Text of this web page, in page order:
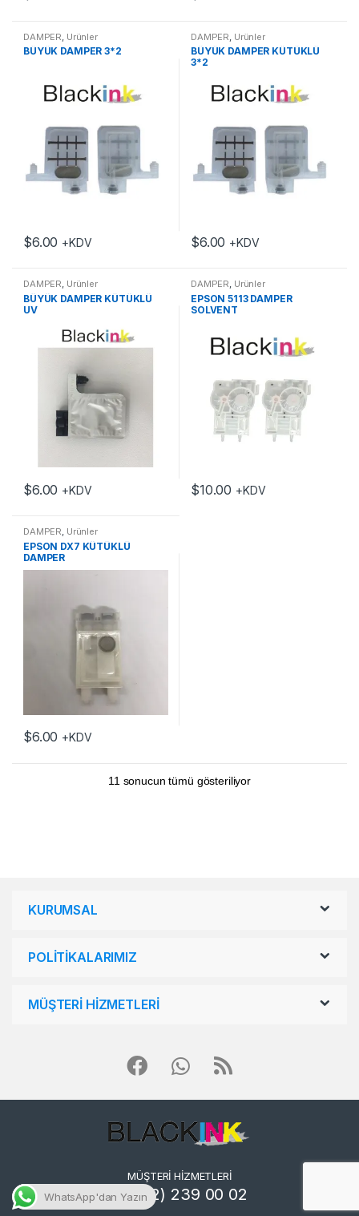
DAMPER Ürünler
BÜYÜK DAMPER 3*2
$6.00 +KDV
DAMPER Ürünler
BÜYÜK DAMPER KÜTÜKLÜ
3*2
$6.00 +KDV
DAMPER, Ürünler
BÜYÜK DAMPER KÜTÜKLÜ
UV
$6.00 +KDV
DAMPER, Ürünler
EPSON 5113 DAMPER
SOLVENT
$10.00 +KDV
DAMPER, Ürünler
EPSON DX7 KÜTÜKLÜ
DAMPER
$6.00 +KDV
11 sonucun tümü gösteriliyor
KURUMSAL
POLİTİKALARIMIZ
MÜŞTERİ HİZMETLERİ
MÜŞTERİ HİZMETLERİ
0 (232) 239 00 02
WhatsApp'dan Yazın